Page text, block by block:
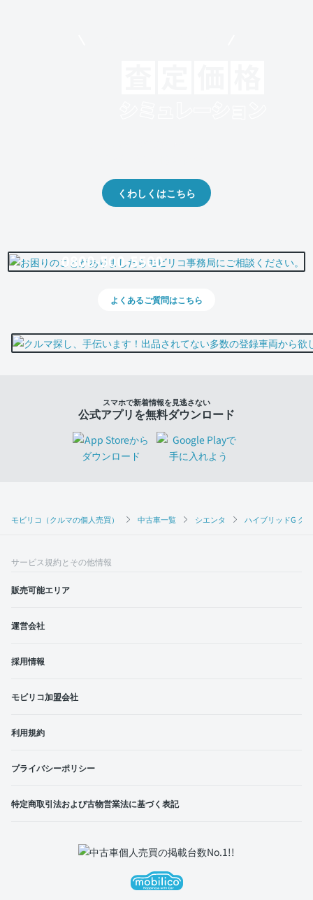
モビリコ（クルマの個人売買） 中古車一覧 シエンタ ハイブリッドG ク
くわしくはこちら
0800-500-5500
よくあるご質問はこちら
スマホで新着情報を見逃さない
公式アプリを無料ダウンロード
サービス規約とその他情報
販売可能エリア
運営会社
採用情報
モビリコ加盟会社
利用規約
プライバシーポリシー
特定商取引法および古物営業法に基づく表記